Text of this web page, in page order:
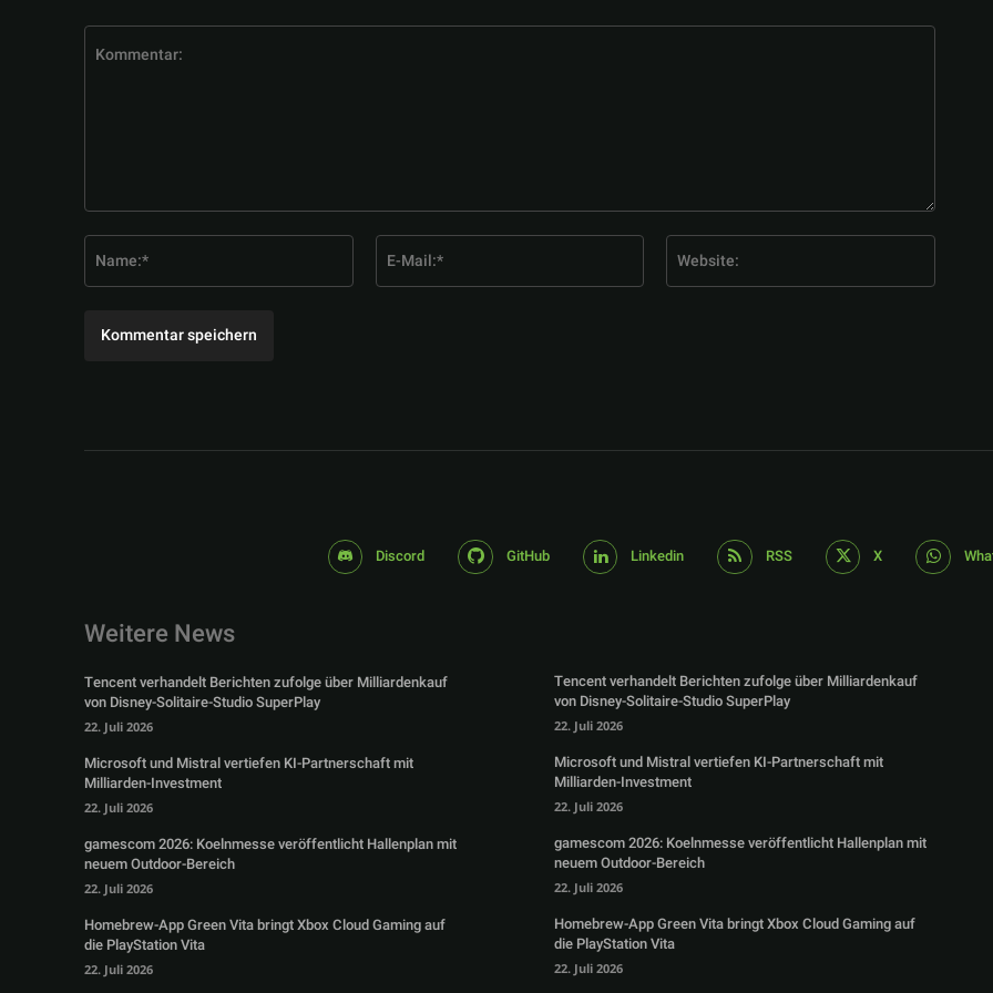
Mail:*
Discord GitHub Linkedin RSS X
Weitere News
Tencent verhandelt Berichten zufolge über Milliardenkauf
von Disney-Solitaire-Studio SuperPlay
22. Juli 2026
Microsoft und Mistral vertiefen KI-Partnerschaft mit
Milliarden-Investment
22. Juli 2026
gamescom 2026: Koelnmesse veröffentlicht Hallenplan mit
neuem Outdoor-Bereich
22. Juli 2026
Homebrew-App Green Vita bringt Xbox Cloud Gaming auf
die PlayStation Vita
22. Juli 2026
Tencent verhandelt Berichten zufolge über Milliardenkauf
von Disney-Solitaire-Studio SuperPlay
22. Juli 2026
Microsoft und Mistral vertiefen KI-Partnerschaft mit
Milliarden-Investment
22. Juli 2026
gamescom 2026: Koelnmesse veröffentlicht Hallenplan mit
neuem Outdoor-Bereich
22. Juli 2026
Homebrew-App Green Vita bringt Xbox Cloud Gaming auf
die PlayStation Vita
22. Juli 2026